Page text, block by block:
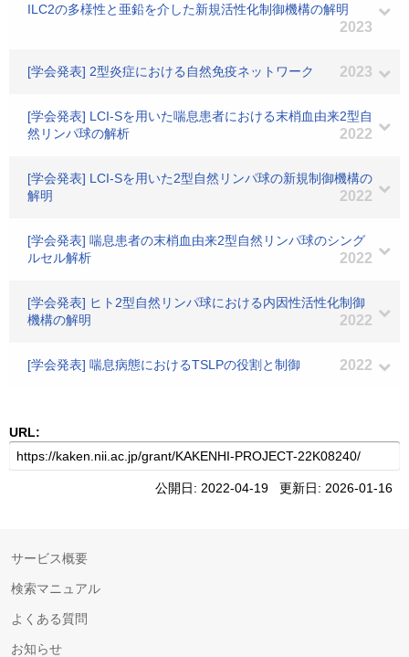
ILC2の多様性と亜鉛を介した新規活性化制御機構の解明
2023
[学会発表] 2型炎症における自然免疫ネットワーク 2023
[学会発表] LCI-Sを用いた喘息患者における末梢血由来2型自
然リンパ球の解析
2022
[学会発表] LCI-Sを用いた2型自然リンパ球の新規制御機構の
解明
2022
[学会発表] 喘息患者の末梢血由来2型自然リンパ球のシング
ルセル解析
2022
[学会発表] ヒト2型自然リンパ球における内因性活性化制御
機構の解明
2022
[学会発表] 喘息病態におけるTSLPの役割と制御 2022
URL:
公開日: 2022-04-19 更新日: 2026-01-16
サービス概要
検索マニュアル
よくある質問
お知らせ